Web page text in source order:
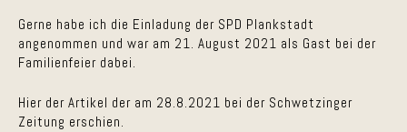
Gerne habe ich die Einladung der SPD Plankstadt
angenommen und war am 21. August 2021 als Gast bei der
Familienfeier dabei.
Hier der Artikel der am 28.8.2021 bei der Schwetzinger
Zeitung erschien.